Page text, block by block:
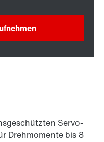
Servo-
Drehmomente bis 8